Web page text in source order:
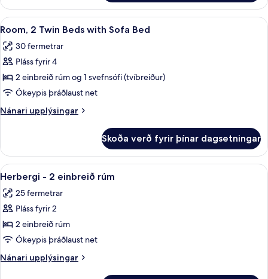
-
stórt
rúm
Skoða
allar
myndir
fyrir
Room,
2
Twin
Beds
Sofa
Bed
Dúnsængur, öryggishólf í herbergi,
10
Room, 2 Twin Beds with Sofa Bed
30 fermetrar
Pláss fyrir 4
2 einbreið rúm og 1 svefnsófi (tvíbreiður)
Ókeypis þráðlaust net
Nánari upplýsingar
Nánari
2
Twin
Beds
Sofa
Bed
Skoða verð fyrir þínar dagsetningar
Skoða
allar
myndir
fyrir
Herbergi
-
2
einbreið
Dúnsængur, öryggishólf í herbergi,
11
Herbergi - 2 einbreið rúm
25 fermetrar
Pláss fyrir 2
2 einbreið rúm
Ókeypis þráðlaust net
Nánari upplýsingar
Nánari